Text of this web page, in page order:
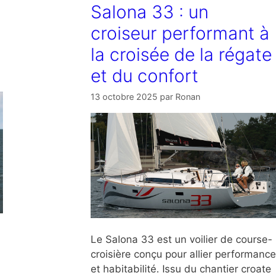
Salona 33 : un
croiseur performant à
la croisée de la régate
et du confort
13 octobre 2025 par Ronan
Le Salona 33 est un voilier de course-
croisière conçu pour allier performance
et habitabilité. Issu du chantier croate